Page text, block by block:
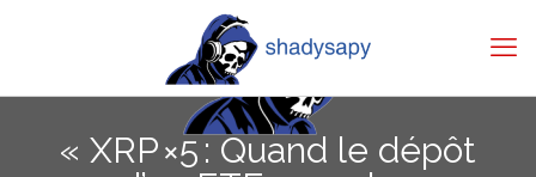
« XRP ×5 : Quand le dépôt